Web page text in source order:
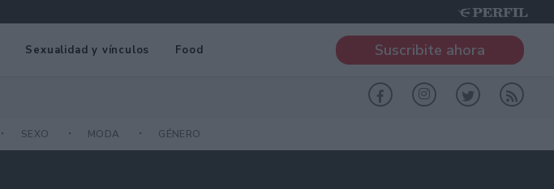
Sexualidad y vínculos Food Suscribite ahora
SEXO MODA GÉNERO